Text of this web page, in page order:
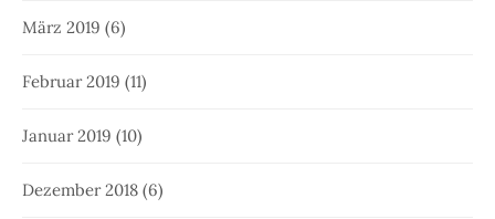
März 2019 (6)
Februar 2019 (11)
Januar 2019 (10)
Dezember 2018 (6)